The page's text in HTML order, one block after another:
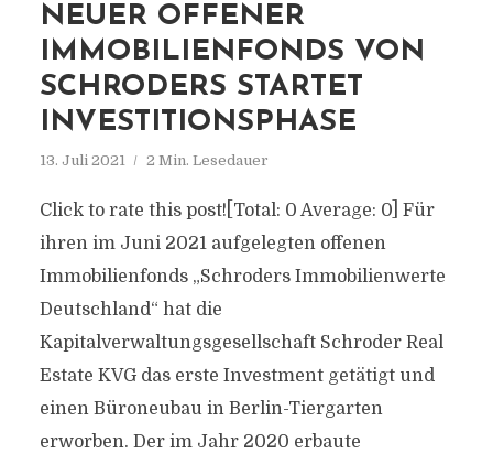
NEUER OFFENER
IMMOBILIENFONDS VON
SCHRODERS STARTET
INVESTITIONSPHASE
13. Juli 2021 2 Min. Lesedauer
Click to rate this post![Total: 0 Average: 0] Für
ihren im Juni 2021 aufgelegten offenen
Immobilienfonds „Schroders Immobilienwerte
Deutschland“ hat die
Kapitalverwaltungsgesellschaft Schroder Real
Estate KVG das erste Investment getätigt und
einen Büroneubau in Berlin-Tiergarten
erworben. Der im Jahr 2020 erbaute